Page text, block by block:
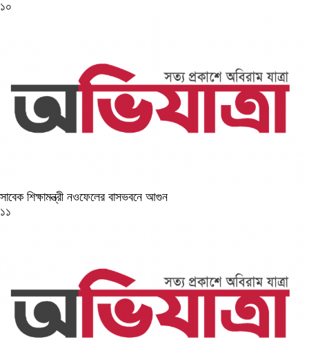
১০
সাবেক শিক্ষামন্ত্রী নওফেলের বাসভবনে আগুন
১১